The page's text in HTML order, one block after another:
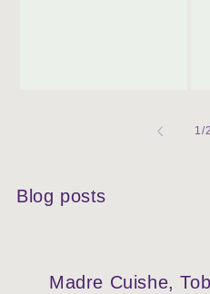
1/de
2
Blog posts
Madre Cuishe,